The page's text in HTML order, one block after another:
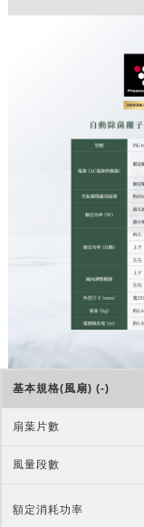
基本規格(風扇) (-)
扇葉片數
風量段數
額定消耗功率